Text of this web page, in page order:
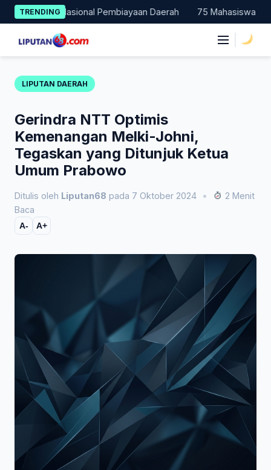
Skip
to
content
TRENDING
Nasional Pembiayaan Daerah 75 Mahasiswa Fakultas
LIPUTAN DAERAH
Gerindra NTT Optimis
Kemenangan Melki-Johni,
Tegaskan yang Ditunjuk Ketua
Umum Prabowo
Ditulis oleh Liputan68 pada 7 Oktober 2024 •
2 Menit
Baca
A- A+